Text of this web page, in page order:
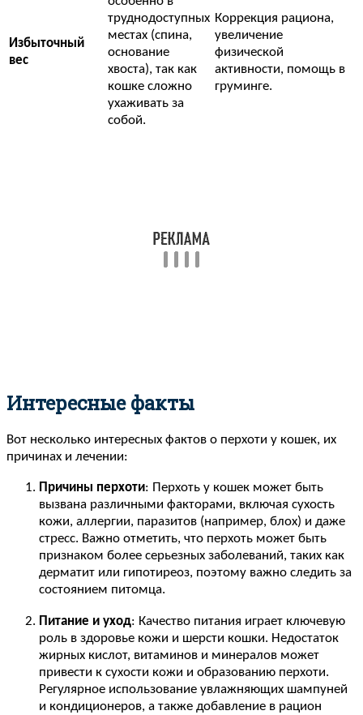
Избыточный
вес
труднодоступных
местах (спина,
основание
хвоста), так как
кошке сложно
ухаживать за
собой.
Коррекция рациона,
увеличение
физической
активности, помощь в
груминге.
Интересные факты
Вот несколько интересных фактов о перхоти у кошек, их
причинах и лечении:
Причины перхоти: Перхоть у кошек может быть
вызвана различными факторами, включая сухость
кожи, аллергии, паразитов (например, блох) и даже
стресс. Важно отметить, что перхоть может быть
признаком более серьезных заболеваний, таких как
дерматит или гипотиреоз, поэтому важно следить за
состоянием питомца.
Питание и уход: Качество питания играет ключевую
роль в здоровье кожи и шерсти кошки. Недостаток
жирных кислот, витаминов и минералов может
привести к сухости кожи и образованию перхоти.
Регулярное использование увлажняющих шампуней
и кондиционеров, а также добавление в рацион